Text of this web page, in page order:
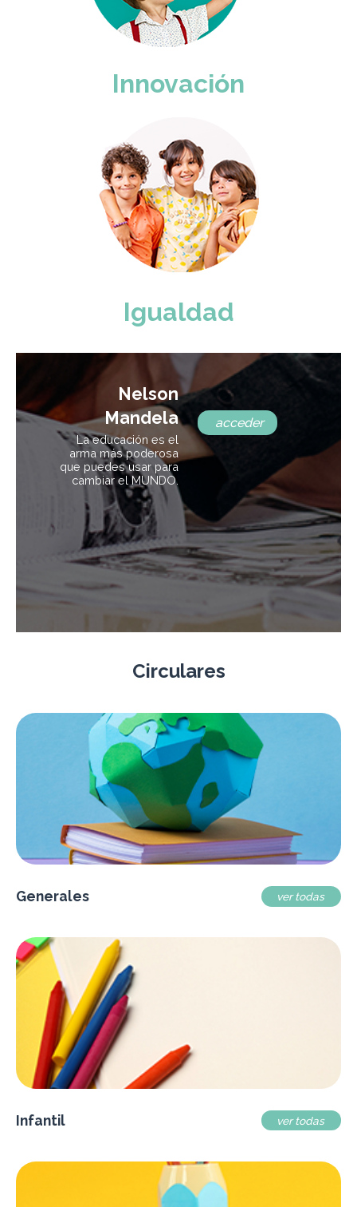
Innovación
Igualdad
Nelson
Mandela
La educación es el
arma más poderosa
que puedes usar para
cambiar el MUNDO.
acceder
Circulares
Generales ver todas
Infantil ver todas